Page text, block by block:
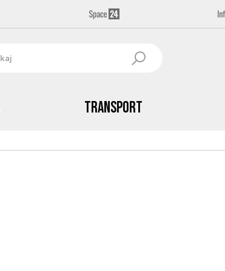
Transport